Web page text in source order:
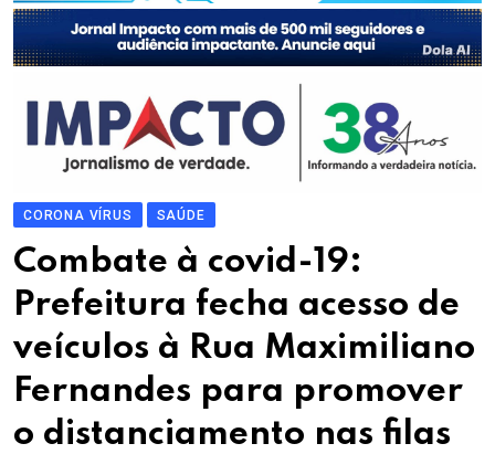
CORONA VÍRUS SAÚDE
Combate à covid-19:
Prefeitura fecha acesso de
veículos à Rua Maximiliano
Fernandes para promover
o distanciamento nas filas